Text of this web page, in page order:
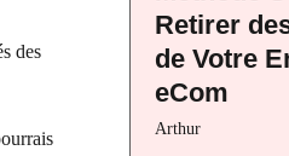
des
Retirer
de Votre
eCom
Arthur